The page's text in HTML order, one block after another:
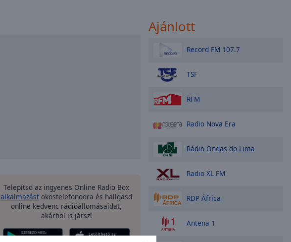
Telepítsd az ingyenes Online Radio Box
alkalmazást okostelefonodra és hallgasd
online kedvenc rádióállomásaidat,
akárhol is jársz!
Ajánlott
Record FM 107.7
TSF
RFM
Radio Nova Era
Rádio Ondas do Lima
Radio XL FM
RDP África
Antena 1